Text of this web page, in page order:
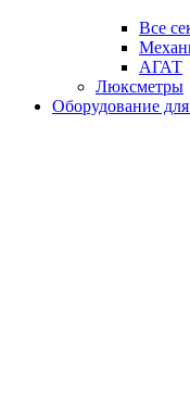
Все
АГАТ
Люксметры
Оборудование